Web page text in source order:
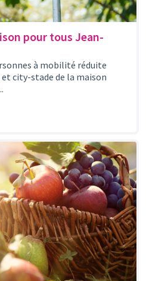
pour tous Jean-
à mobilité réduite
city-stade de la maison